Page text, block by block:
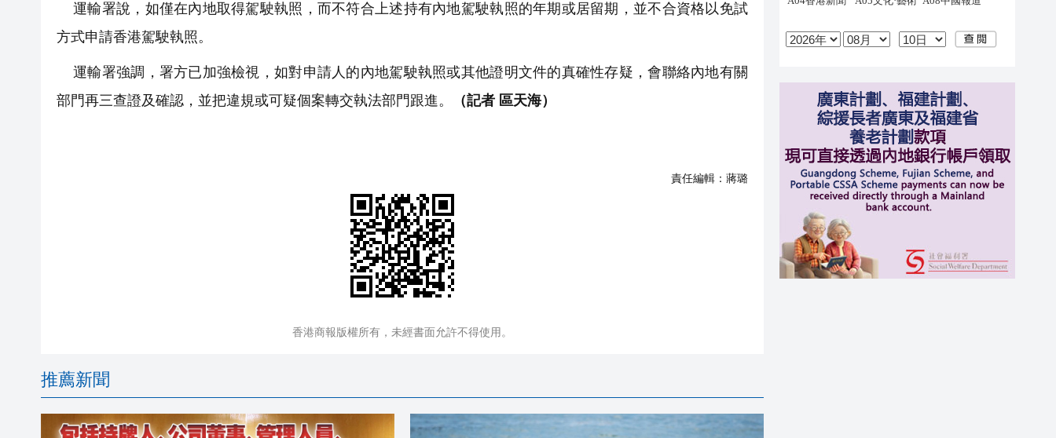
運輸署說，如僅在內地取得駕駛執照，而不符合上述持有內地駕駛執照的年期或居留期，並不合資格以免試
方式申請香港駕駛執照。
運輸署強調，署方已加強檢視，如對申請人的內地駕駛執照或其他證明文件的真確性存疑，會聯絡內地有關
部門再三查證及確認，並把違規或可疑個案轉交執法部門跟進。
（記者 區天海）
責任編輯： 蔣璐
香港商報版權所有，未經書面允許不得使用。
推薦新聞